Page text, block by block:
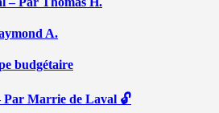
A.
budgétaire
Par Marrie de Laval 🔓